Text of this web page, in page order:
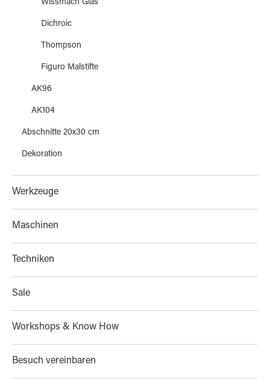
Wissmach Glas
Dichroic
Thompson
Figuro Malstifte
AK96
AK104
Abschnitte 20x30 cm
Dekoration
Werkzeuge
Maschinen
Techniken
Sale
Workshops & Know How
Besuch vereinbaren